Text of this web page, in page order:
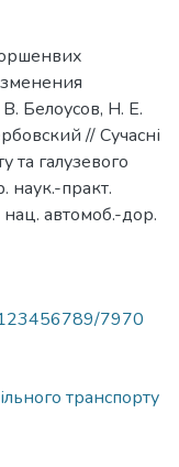
Белоусов, Н. Е.
// Сучасні
та галузевого
наук.-практ.
автомоб.-дор.
123456789/7970
транспорту